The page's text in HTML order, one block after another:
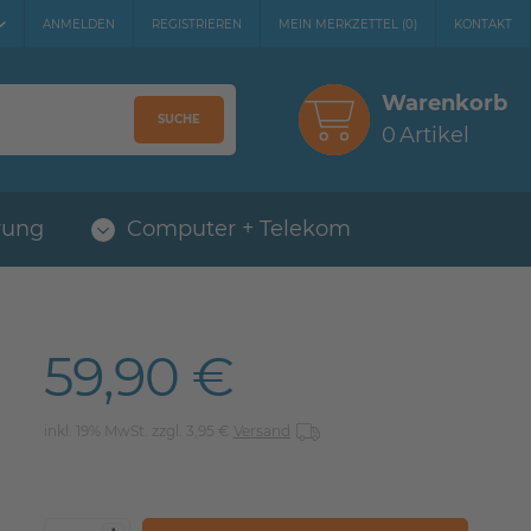
ANMELDEN REGISTRIEREN MEIN MERKZETTEL (0) KONTAKT
SUCHE
Warenkorb
0Artikel
Computer + Telekom
59,90 €
inkl. 19% MwSt. zzgl. 3,95 € Versand